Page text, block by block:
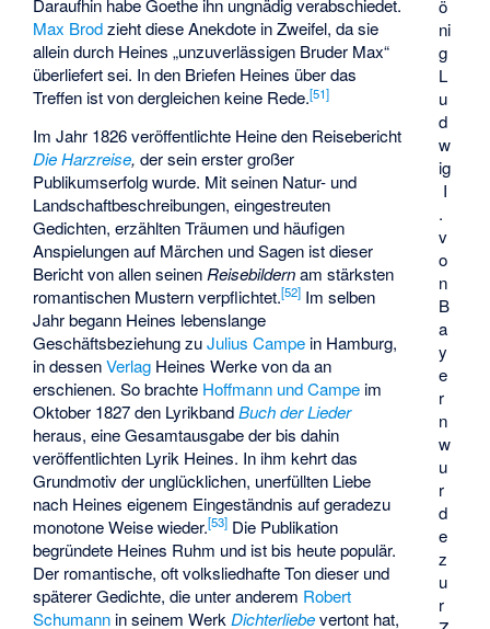
ö
ni
g
L
u
d
w
ig
I
.
v
o
n
B
a
y
e
r
n
w
u
r
d
e
z
u
r
Daraufhin habe Goethe ihn ungnädig verabschiedet.
Max Brodzieht diese Anekdote in Zweifel, da sie
allein durch Heines „unzuverlässigen Bruder Max“
überliefert sei. In den Briefen Heines über das
Treffen ist von dergleichen keine Rede.[51]
Im Jahr 1826 veröffentlichte Heine den Reisebericht
Die Harzreise, der sein erster großer
Publikumserfolg wurde. Mit seinen Natur- und
Landschaftbeschreibungen, eingestreuten
Gedichten, erzählten Träumen und häufigen
Anspielungen auf Märchen und Sagen ist dieser
Bericht von allen seinen Reisebildernam stärksten
romantischen Mustern verpflichtet.[52] Im selben
Jahr begann Heines lebenslange
Geschäftsbeziehung zuJulius Campe in Hamburg,
in dessenVerlag Heines Werke von da an
erschienen. So brachte Hoffmann und Campe im
Oktober 1827 den LyrikbandBuch der Lieder
heraus, eine Gesamtausgabe der bis dahin
veröffentlichten Lyrik Heines. In ihm kehrt das
Grundmotiv der unglücklichen, unerfüllten Liebe
nach Heines eigenem Eingeständnis auf geradezu
monotone Weise wieder.[53] Die Publikation
begründete Heines Ruhm und ist bis heute populär.
Der romantische, oft volksliedhafte Ton dieser und
späterer Gedichte, die unter anderem Robert
Schumann in seinem WerkDichterliebevertont hat,